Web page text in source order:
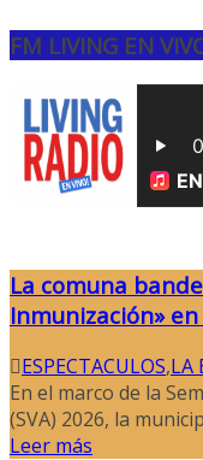
FM LIVING EN
La comuna
Inmunización»
ESPECTACULOS,LA
En el marco de la
(SVA) 2026, la
Leer más